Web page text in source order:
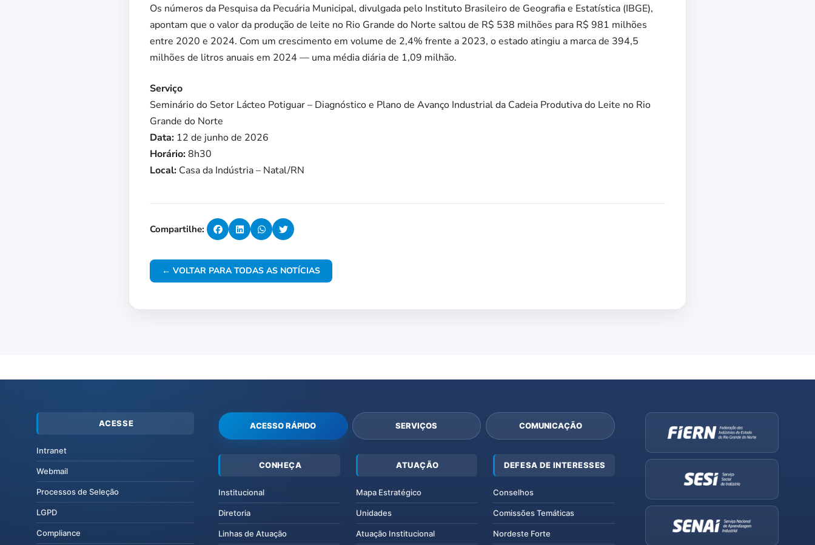
Os números da Pesquisa da Pecuária Municipal, divulgada pelo Instituto Brasileiro de Geografia e Estatística (IBGE),
apontam que o valor da produção de leite no Rio Grande do Norte saltou de R$ 538 milhões para R$ 981 milhões
entre 2020 e 2024. Com um crescimento em volume de 2,4% frente a 2023, o estado atingiu a marca de 394,5
milhões de litros anuais em 2024 — uma média diária de 1,09 milhão.
Serviço
Seminário do Setor Lácteo Potiguar – Diagnóstico e Plano de Avanço Industrial da Cadeia Produtiva do Leite no Rio
Grande do Norte
Data: 12 de junho de 2026
Horário:8h30
Local: Casa da Indústria – Natal/RN
Compartilhe:
← VOLTAR PARA TODAS AS NOTÍCIAS
ACESSE
Intranet
Webmail
Processos de Seleção
LGPD
Compliance
ACESSO RÁPIDO SERVIÇOS COMUNICAÇÃO
CONHEÇA
Institucional
Diretoria
Linhas de Atuação
ATUAÇÃO
Mapa Estratégico
Unidades
Atuação Institucional
DEFESA DE INTERESSES
Conselhos
Comissões Temáticas
Nordeste Forte